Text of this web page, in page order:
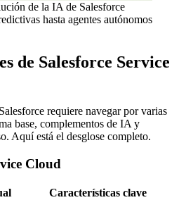
de la IA de Salesforce
hasta agentes autónomos
de Salesforce Service
requiere navegar por varias
base, complementos de IA y
Aquí está el desglose completo.
Cloud
Características clave